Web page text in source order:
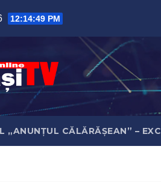
12:14:49 PM
„ANUNȚUL CĂLĂRĂȘEAN” –